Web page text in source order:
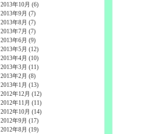
2013年10月 (6)
2013年9月 (7)
2013年8月 (7)
2013年7月 (7)
2013年6月 (9)
2013年5月 (12)
2013年4月 (10)
2013年3月 (11)
2013年2月 (8)
2013年1月 (13)
2012年12月 (12)
2012年11月 (11)
2012年10月 (14)
2012年9月 (17)
2012年8月 (19)